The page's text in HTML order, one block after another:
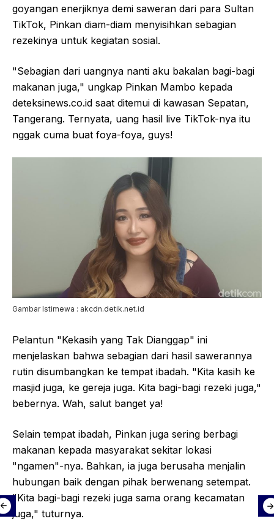
goyangan enerjiknya demi saweran dari para Sultan
TikTok, Pinkan diam-diam menyisihkan sebagian
rezekinya untuk kegiatan sosial.
"Sebagian dari uangnya nanti aku bakalan bagi-bagi
makanan juga," ungkap Pinkan Mambo kepada
deteksinews.co.id saat ditemui di kawasan Sepatan,
Tangerang. Ternyata, uang hasil live TikTok-nya itu
nggak cuma buat foya-foya, guys!
Gambar Istimewa : akcdn.detik.net.id
Pelantun "Kekasih yang Tak Dianggap" ini
menjelaskan bahwa sebagian dari hasil sawerannya
rutin disumbangkan ke tempat ibadah. "Kita kasih ke
masjid juga, ke gereja juga. Kita bagi-bagi rezeki juga,"
bebernya. Wah, salut banget ya!
Selain tempat ibadah, Pinkan juga sering berbagi
makanan kepada masyarakat sekitar lokasi
"ngamen"-nya. Bahkan, ia juga berusaha menjalin
hubungan baik dengan pihak berwenang setempat.
"Kita bagi-bagi rezeki juga sama orang kecamatan
juga," tuturnya.